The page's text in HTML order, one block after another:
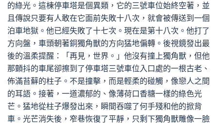
的綠光。這棟停車塔是個異類，它的三號車位始終空著，並
且傳說只要有人敢在它面前失敗十八次，就會被傳送到一個
泊車地獄。他已經失敗了十七次。現在是第十八次。他打了
方向盤，車頭朝著銅獨角獸的方向猛地偏轉。後視鏡發出最
後的溫柔提醒：「再見，世界。」他沒有撞上獨角獸，但他
那顫抖的車尾卻擦到了停車塔三號車位入口處的一根古老、
佈滿苔蘚的柱子。不是撞擊，而是輕柔的碰觸，像戀人之間
的耳語。接著，一道濃郁的、像薄荷口香糖一樣的綠色光
芒。猛地從柱子爆發出來，瞬間吞噬了何手殘和他的掀背
車。光芒消失後，窄巷恢復了平靜，只剩下獨角獸雕像一臉